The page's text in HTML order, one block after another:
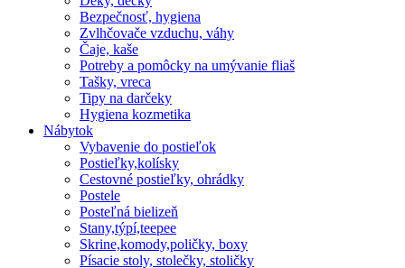
Bezpečnosť, hygiena
Zvlhčovače vzduchu, váhy
Čaje, kaše
Potreby a pomôcky na umývanie fliaš
Tašky, vreca
Tipy na darčeky
Hygiena kozmetika
Nábytok
Vybavenie do postieľok
Postieľky,kolísky
Cestovné postieľky, ohrádky
Postele
Posteľná bielizeň
Stany,týpí,teepee
Skrine,komody,poličky, boxy
Písacie stoly, stolečky, stoličky